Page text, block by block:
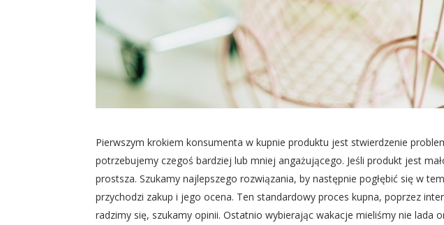
Pierwszym krokiem konsumenta w kupnie produktu jest stwierdzenie
potrzebujemy czegoś bardziej lub mniej angażującego. Jeśli produkt jest
prostsza. Szukamy najlepszego rozwiązania, by następnie pogłębić się w
przychodzi zakup i jego ocena. Ten standardowy proces kupna, poprzez
radzimy się, szukamy opinii. Ostatnio wybierając wakacje mieliśmy nie lada